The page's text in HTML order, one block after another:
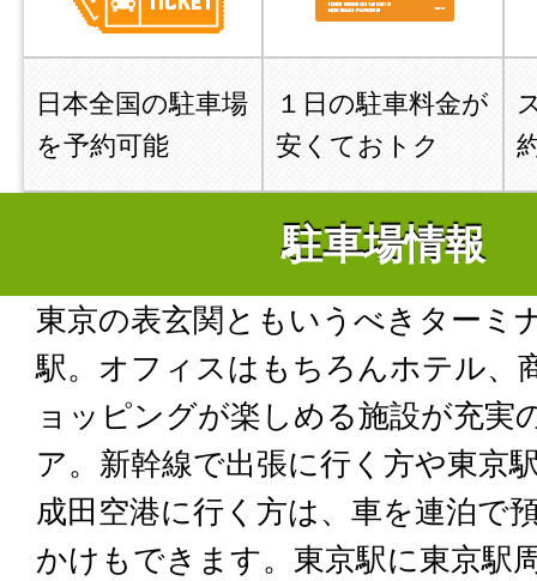
日本全国の駐車場
を予約可能
１日の駐車料金が
安くておトク
駐車場情報
東京の表玄関ともいうべきターミ
駅。オフィスはもちろんホテル、
ョッピングが楽しめる施設が充実
ア。新幹線で出張に行く方や東京
成田空港に行く方は、車を連泊で
かけもできます。東京駅に東京駅